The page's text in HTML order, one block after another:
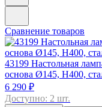
Сравнение товаров
43199 Настольная
основа Ø145, H400,
6 290 ₽
Доступно: 2 шт.